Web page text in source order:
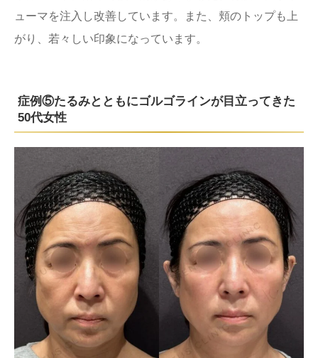
ューマを注入し改善しています。また、頬のトップも上
がり、若々しい印象になっています。
症例⑤たるみとともにゴルゴラインが目立ってきた
50代女性